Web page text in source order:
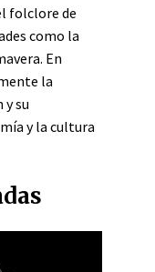
folclore de
como la
En
la
y su
y la cultura